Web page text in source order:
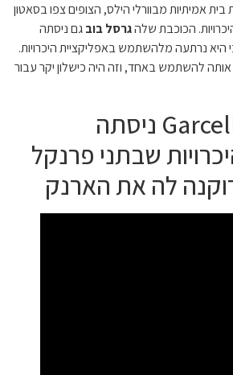
של עקרות בית אמיתיות מבוורלי הילס, הצופים צפו בסאטון
הכוכבת שלהגרסל בובגם ניסתה
במהלך עונה 11 כי היא נרתעה מלהשתמש באפליקציית היכרויות.
להשתמש באחד, וזה היה כישלון יקר עבור
Garcelle Beauvais ניסתה
שבתני פרנקל
לה את הארנק